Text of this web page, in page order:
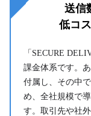
送信
低コ
「SECURE
課金体系です。
付属し、その中
め、全社規模で
す。取引先や社